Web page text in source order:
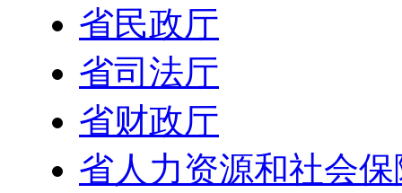
省民政厅
省司法厅
省财政厅
省人力资源和社会